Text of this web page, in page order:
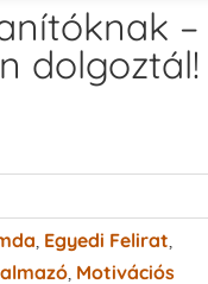
–
dolgoztál!
Egyedi Felirat
, Motivációs